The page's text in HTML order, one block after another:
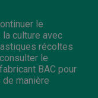
le
culture avec
récoltes
le
BAC pour
manière